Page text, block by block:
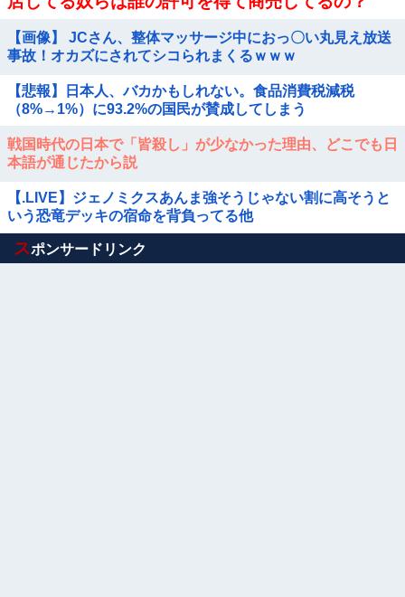
【画像】 JCさん、整体マッサージ中におっ〇い丸見え放送
事故！オカズにされてシコられまくるｗｗｗ
【悲報】日本人、バカかもしれない。食品消費税減税
（8%→1%）に93.2%の国民が賛成してしまう
戦国時代の日本で「皆殺し」が少なかった理由、どこでも日
本語が通じたから説
【.LIVE】ジェノミクスあんま強そうじゃない割に高そうと
いう恐竜デッキの宿命を背負ってる他
Powered by livedoor 相互RSS
スポンサードリンク